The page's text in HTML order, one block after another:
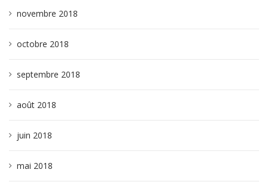
novembre 2018
octobre 2018
septembre 2018
août 2018
juin 2018
mai 2018